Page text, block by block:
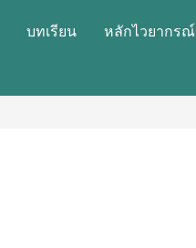
บทเรียน หลักไวยากรณ์